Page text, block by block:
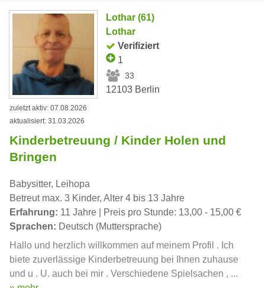
Lothar (61)
Lothar
Verifiziert
1
33
12103 Berlin
zuletzt aktiv: 07.08.2026
aktualisiert: 31.03.2026
Kinderbetreuung / Kinder Holen und
Bringen
Babysitter, Leihopa
Betreut max. 3 Kinder, Alter 4 bis 13 Jahre
Erfahrung: 11 Jahre | Preis pro Stunde: 13,00 - 15,00 €
Sprachen: Deutsch (Muttersprache)
Hallo und herzlich willkommen auf meinem Profil . Ich
biete zuverlässige Kinderbetreuung bei Ihnen zuhause
und u . U. auch bei mir . Verschiedene Spielsachen , ...